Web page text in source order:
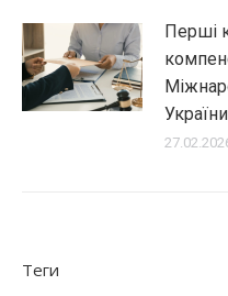
Перші
України
Теги